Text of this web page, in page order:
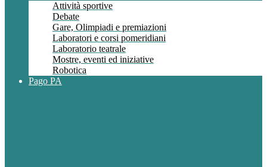
Attività sportive
Debate
Gare, Olimpiadi e premiazioni
Laboratori e corsi pomeridiani
Laboratorio teatrale
Mostre, eventi ed iniziative
Robotica
Pago PA